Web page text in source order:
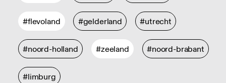
#flevoland #gelderland #utrecht
#noord-holland #zeeland #noord-brabant
#limburg